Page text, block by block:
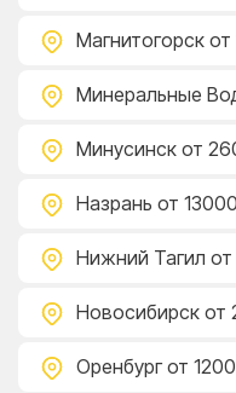
Магнитогорск от
Минеральные
Минусинск от
Назрань от
Нижний Тагил от
Новосибирск от
Оренбург от